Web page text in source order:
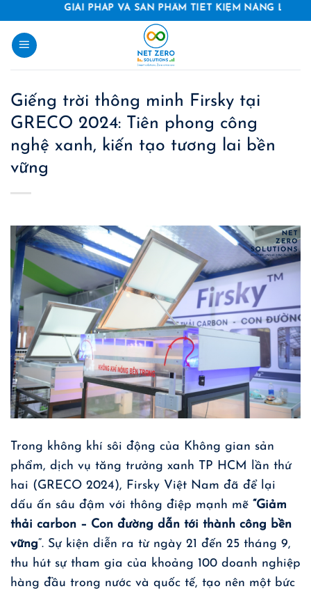
content
GIẢI PHÁP VÀ SẢN PHẨM TIẾT KIỆM NĂNG LƯỢNG
Giếng trời thông minh Firsky tại
GRECO 2024: Tiên phong công
nghệ xanh, kiến tạo tương lai bền
vững
Trong không khí sôi động của Không gian sản
phẩm, dịch vụ tăng trưởng xanh TP HCM lần thứ
hai (GRECO 2024), Firsky Việt Nam đã để lại
dấu ấn sâu đậm với thông điệp mạnh mẽ “Giảm
thải carbon – Con đường dẫn tới thành công bền
vững“. Sự kiện diễn ra từ ngày 21 đến 25 tháng 9,
thu hút sự tham gia của khoảng 100 doanh nghiệp
hàng đầu trong nước và quốc tế, tạo nên một bức